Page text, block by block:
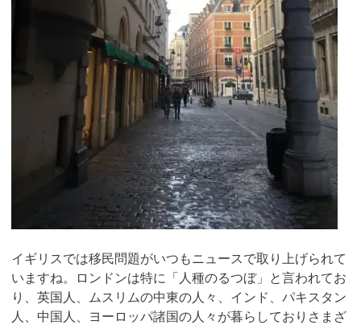
イギリスでは移民問題がいつもニュースで取り上げられて
いますね。ロンドンは特に「人種のるつぼ」と言われてお
り、英国人、ムスリムの中東の人々、インド、パキスタン
人、中国人、ヨーロッパ諸国の人々が暮らしておりさまざ